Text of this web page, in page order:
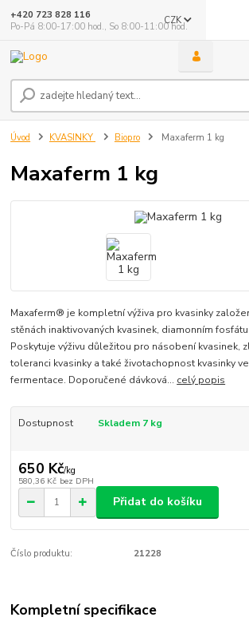
CZK
+420 723 828 116
Po-Pá 8:00-17:00 hod., So 8:00-11:00 hod.
Úvod KVASINKY Biopro Maxaferm 1 kg
Maxaferm 1 kg
Maxaferm® je kompletní výživa pro kvasinky
stěnách inaktivovaných kvasinek, diamonním
Poskytuje výživu důležitou pro násobení kvasinek,
toleranci kvasinky a také životachopnost kvasinky
fermentace. Doporučené dávková... celý popis
Dostupnost Skladem 7 kg
650 Kč/kg
580,36 Kč bez DPH
Přidat do košíku
Číslo produktu: 21228
Kompletní specifikace